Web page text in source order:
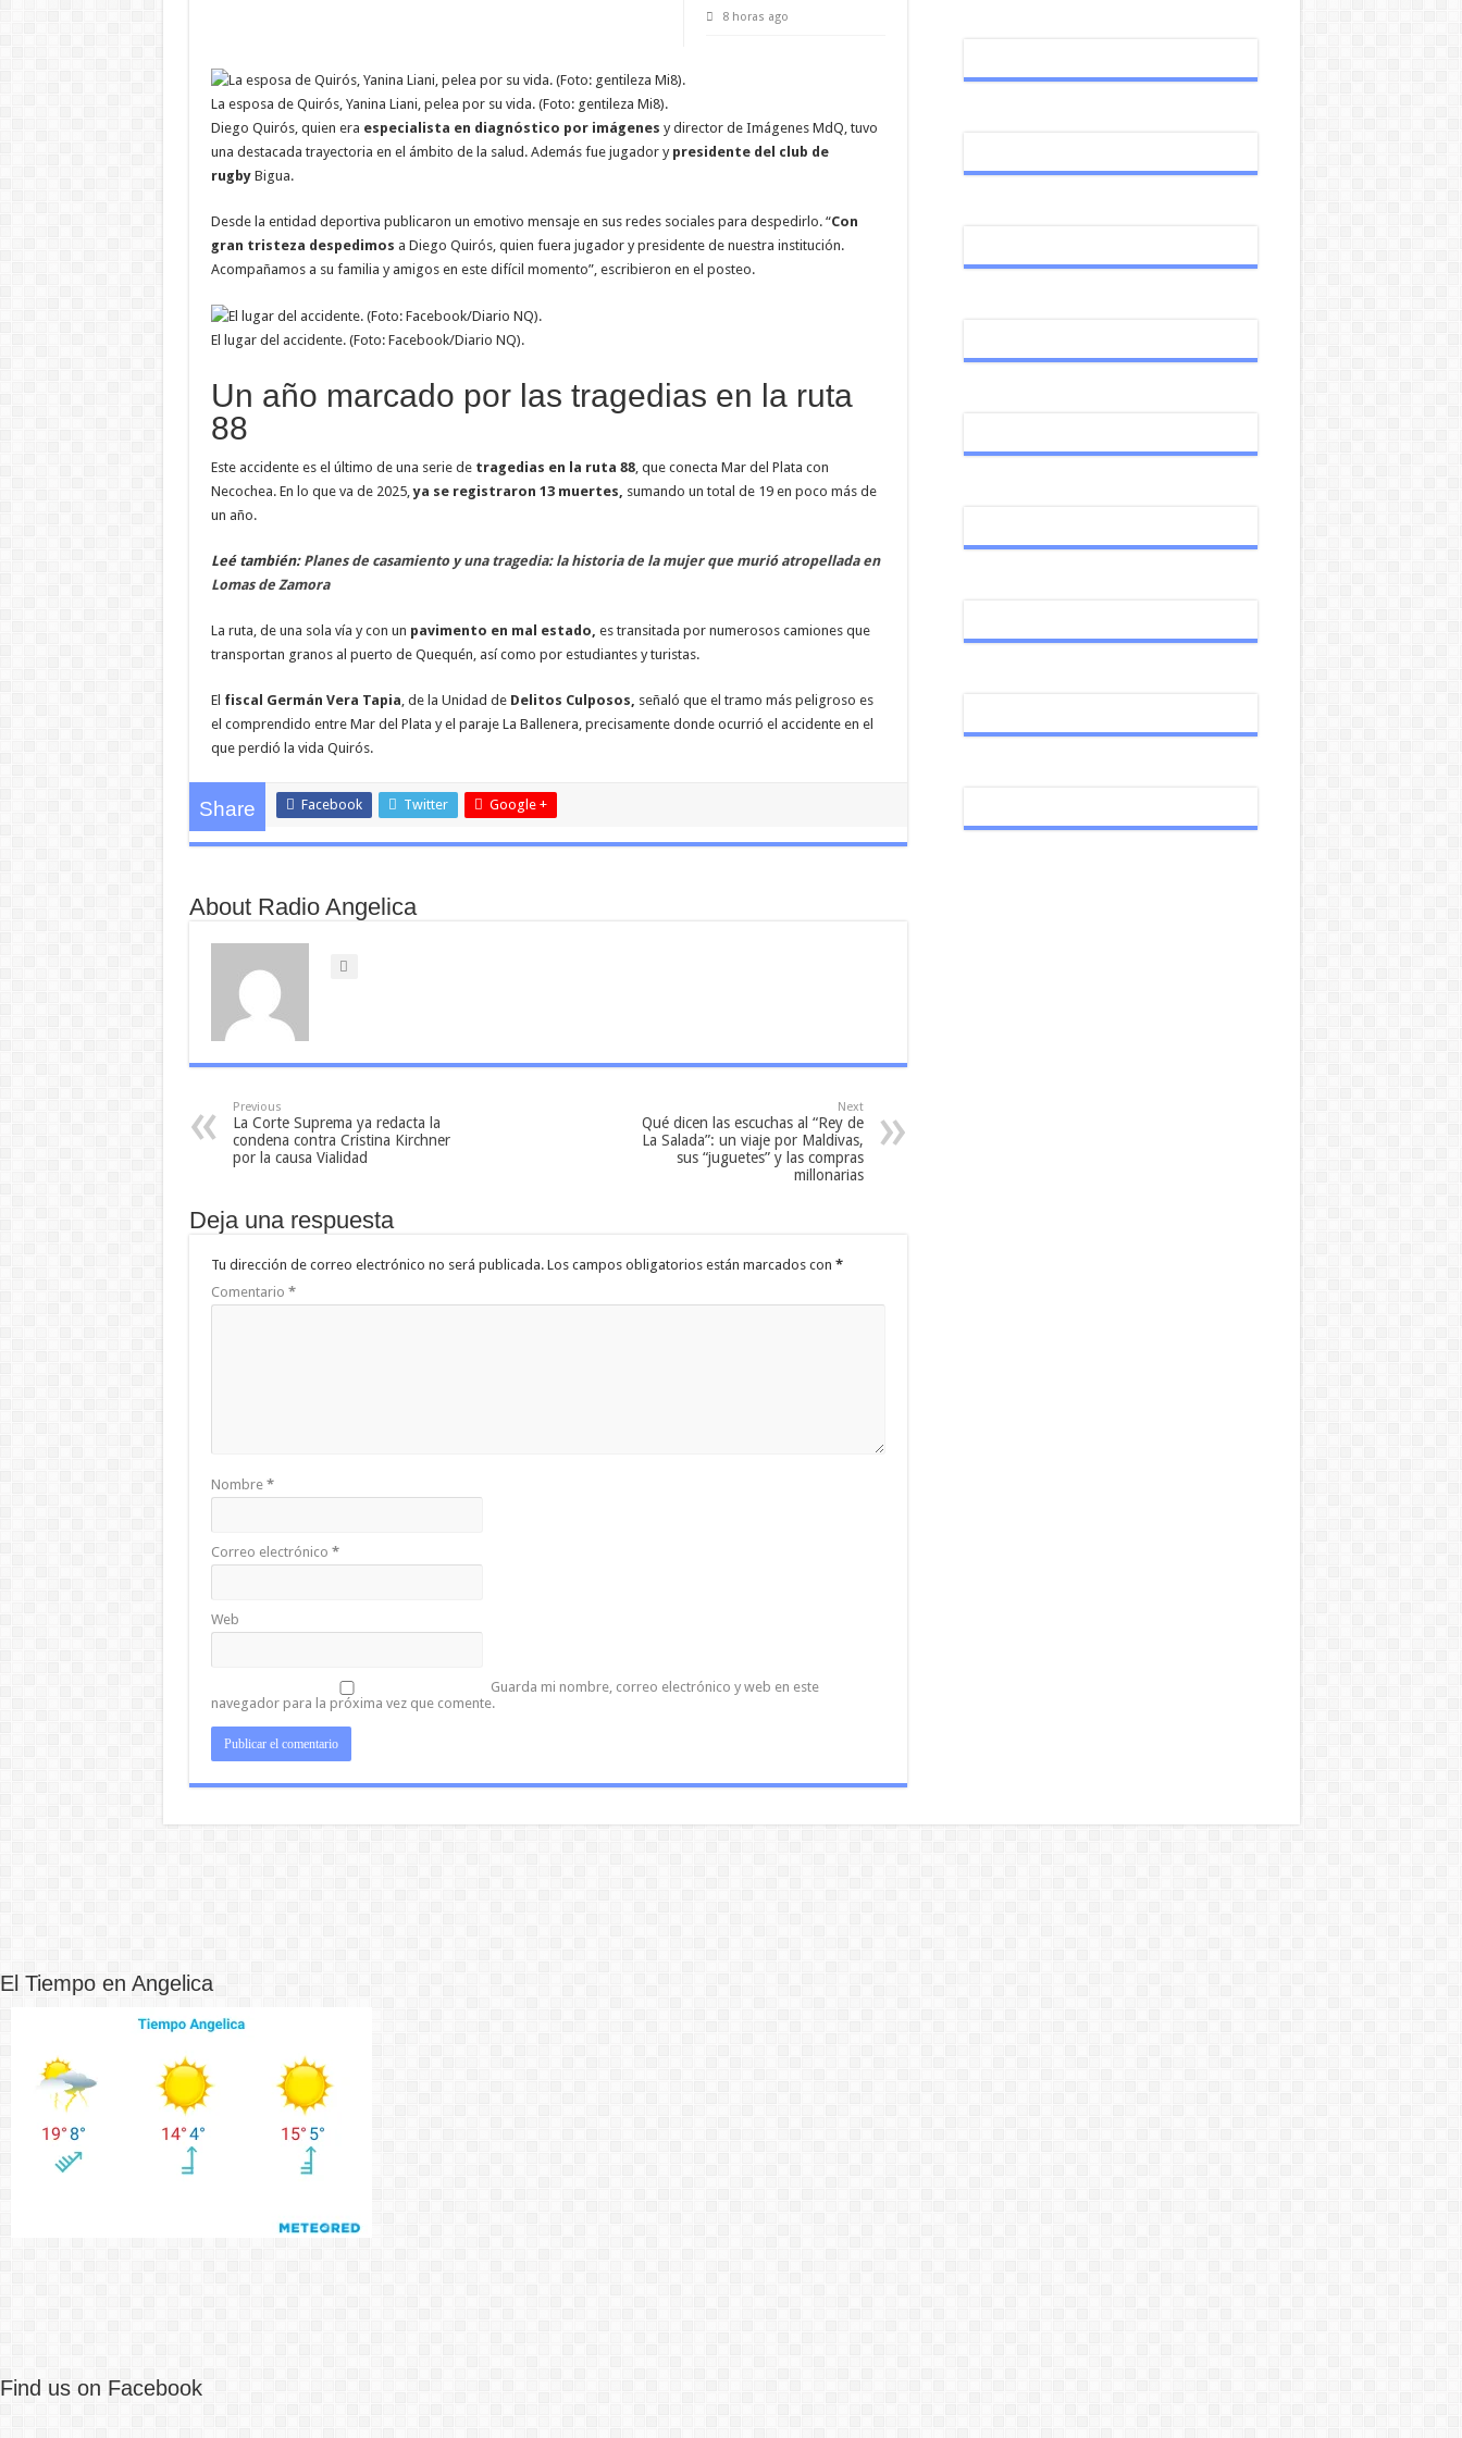
8 horas ago
La esposa de Quirós, Yanina Liani, pelea por su vida. (Foto: gentileza Mi8).
Diego Quirós, quien era especialista en diagnóstico por imágenes y director de Imágenes MdQ, tuvo
una destacada trayectoria en el ámbito de la salud. Además fue jugador ypresidente del club de
rugby Bigua.
Desde la entidad deportiva publicaron un emotivo mensaje en sus redes sociales para despedirlo. “Con
gran tristeza despedimos a Diego Quirós, quien fuera jugador y presidente de nuestra institución.
Acompañamos a su familia y amigos en este difícil momento”, escribieron en el posteo.
El lugar del accidente. (Foto: Facebook/Diario NQ).
Un año marcado por las tragedias en la ruta
88
Este accidente es el último de una serie de tragedias en la ruta 88, que conecta Mar del Plata con
Necochea. En lo que va de 2025, ya se registraron 13 muertes, sumando un total de 19 en poco más de
un año.
Leé también: Planes de casamiento y una tragedia: la historia de la mujer que murió atropellada en
Lomas de Zamora
La ruta, de una sola vía y con un pavimento en mal estado, es transitada por numerosos camiones que
transportan granos al puerto de Quequén, así como por estudiantes y turistas.
El fiscal Germán Vera Tapia , de la Unidad deDelitos Culposos, señaló que el tramo más peligroso es
el comprendido entre Mar del Plata y el paraje La Ballenera, precisamente donde ocurrió el accidente en el
que perdió la vida Quirós.
Share Facebook Twitter Google +
About Radio Angelica
Previous
La Corte Suprema ya redacta la
condena contra Cristina Kirchner
por la causa Vialidad
Next
Qué dicen las escuchas al “Rey de
La Salada”: un viaje por Maldivas,
sus “juguetes” y las compras
millonarias
Deja una respuesta
Tu dirección de correo electrónico no será publicada. Los campos obligatorios están marcados con *
Comentario *
Nombre *
Correo electrónico *
Web
Guarda mi nombre, correo electrónico y web en este
navegador para la próxima vez que comente.
El Tiempo en Angelica
Find us on Facebook